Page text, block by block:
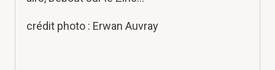
crédit photo : Erwan Auvray